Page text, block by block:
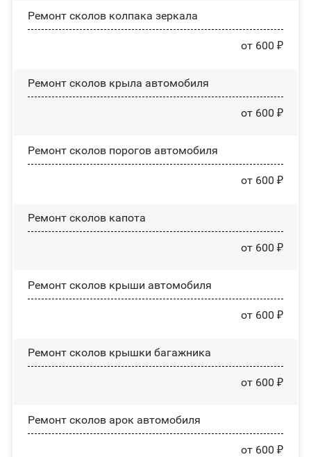
Ремонт сколов колпака зеркала
от 600 ₽
Ремонт сколов крыла автомобиля
от 600 ₽
Ремонт сколов порогов автомобиля
от 600 ₽
Ремонт сколов капота
от 600 ₽
Ремонт сколов крыши автомобиля
от 600 ₽
Ремонт сколов крышки багажника
от 600 ₽
Ремонт сколов арок автомобиля
от 600 ₽